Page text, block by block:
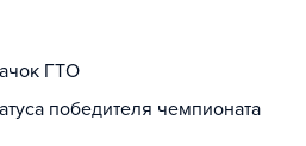
ГТО
победителя чемпионата